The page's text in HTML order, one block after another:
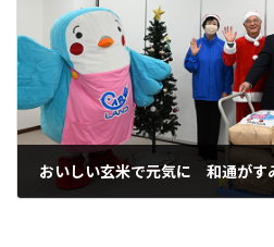
おいしい玄米で元気に 和通がす